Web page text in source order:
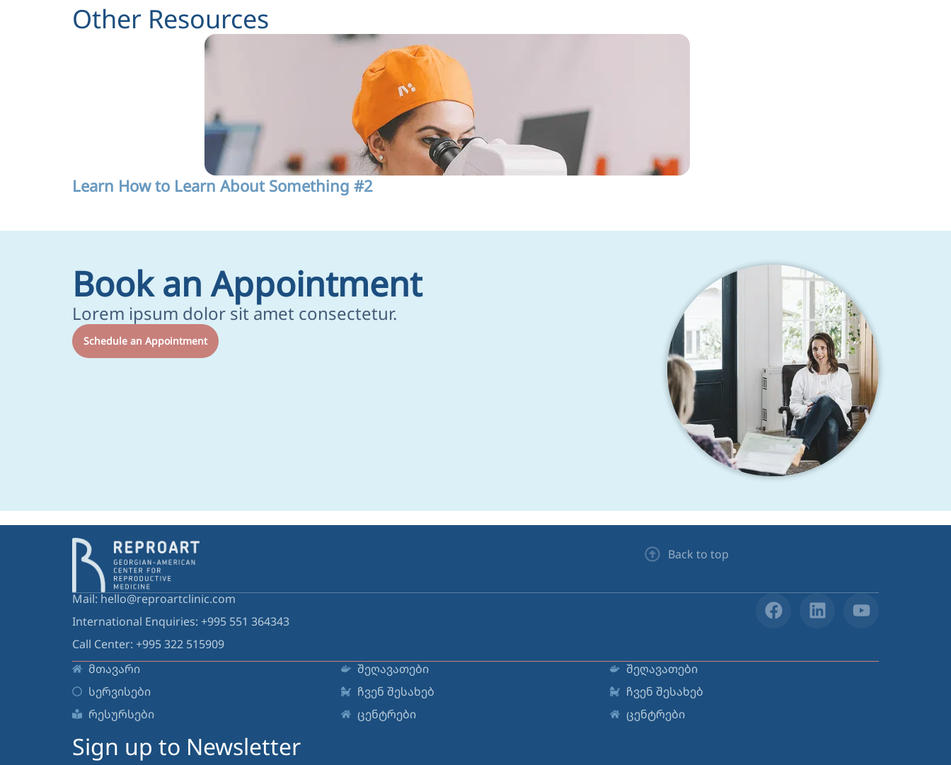
Other Resources
Learn How to Learn About Something #2
Book an Appointment
Lorem ipsum dolor sit amet consectetur.
Schedule an Appointment
Back to top
Mail: hello@reproartclinic.com
International Enquiries: +995 551 364343
Call Center: +995 322 515909
მთავარი
სერვისები
რესურსები
შეღავათები
ჩვენ შესახებ
ცენტრები
შეღავათები
ჩვენ შესახებ
ცენტრები
Sign up to Newsletter